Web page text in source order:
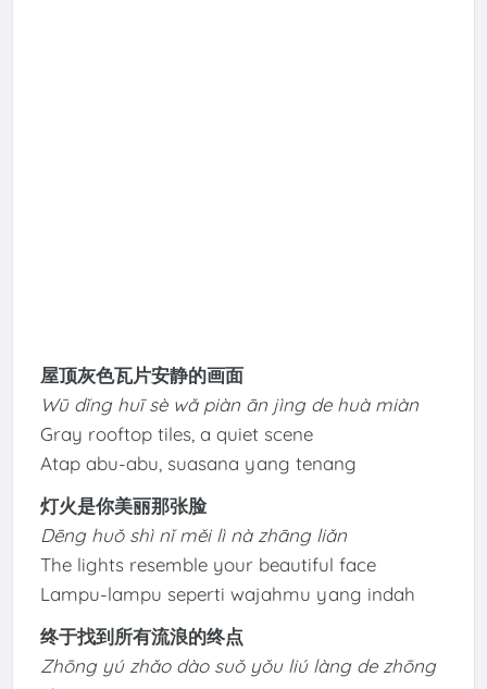
屋顶灰色瓦片安静的画面
Wū dǐng huī sè wǎ piàn ān jìng de huà miàn
Gray rooftop tiles, a quiet scene
Atap abu-abu, suasana yang tenang
灯火是你美丽那张脸
Dēng huǒ shì nǐ měi lì nà zhāng liǎn
The lights resemble your beautiful face
Lampu-lampu seperti wajahmu yang indah
终于找到所有流浪的终点
Zhōng yú zhǎo dào suǒ yǒu liú làng de zhōng